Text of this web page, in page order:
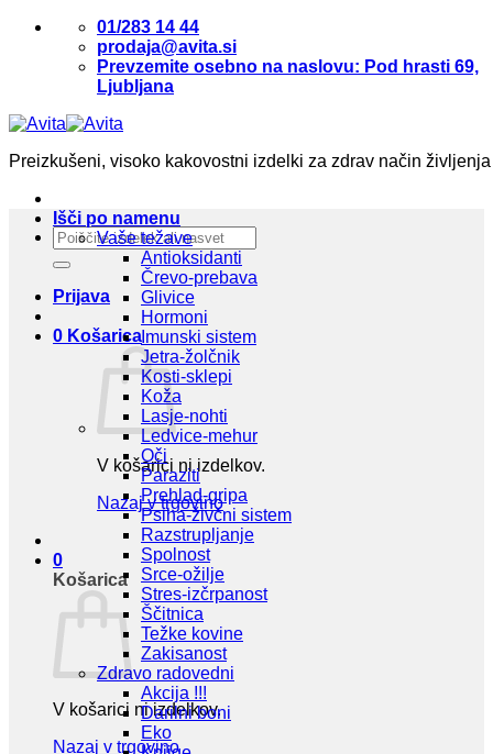
Skoči
01/283 14 44
prodaja@avita.si
Prevzemite osebno na naslovu: Pod hrasti 69,
Ljubljana
Preizkušeni, visoko kakovostni izdelki za zdrav način življenja
Išči:
Prijava
0 Košarica
V košarici ni izdelkov.
Nazaj v trgovino
0
Košarica
V košarici ni izdelkov.
Nazaj v trgovino
Išči po namenu
Vaše težave
Antioksidanti
Črevo-prebava
Glivice
Hormoni
Imunski sistem
Jetra-žolčnik
Kosti-sklepi
Koža
Lasje-nohti
Ledvice-mehur
Oči
Paraziti
Prehlad-gripa
Psiha-živčni sistem
Razstrupljanje
Spolnost
Srce-ožilje
Stres-izčrpanost
Ščitnica
Težke kovine
Zakisanost
Zdravo radovedni
Akcija !!!
Darilni boni
Eko